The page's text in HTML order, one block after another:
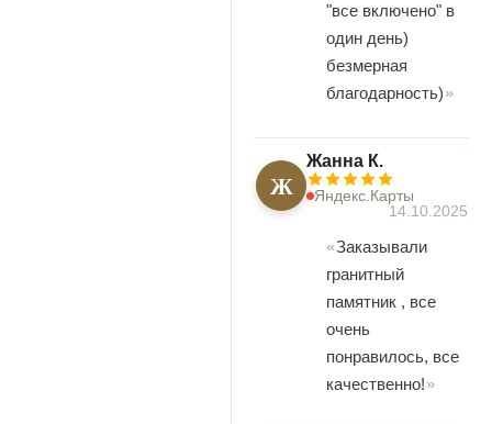
"все включено" в
один день)
безмерная
благодарность)
Ж
Жанна К.
Яндекс.Карты
14.10.2025
Заказывали
гранитный
памятник , все
очень
понравилось, все
качественно!